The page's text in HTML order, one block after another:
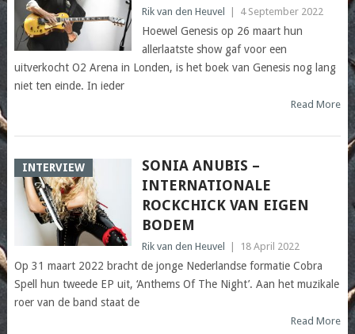
Rik van den Heuvel 4 September 2022
Hoewel Genesis op 26 maart hun
allerlaatste show gaf voor een
uitverkocht O2 Arena in Londen, is het boek van Genesis nog lang
niet ten einde. In ieder
Read More
INTERVIEW
SONIA ANUBIS –
INTERNATIONALE
ROCKCHICK VAN EIGEN
BODEM
Rik van den Heuvel 18 April 2022
Op 31 maart 2022 bracht de jonge Nederlandse formatie Cobra
Spell hun tweede EP uit, ‘Anthems Of The Night’. Aan het muzikale
roer van de band staat de
Read More